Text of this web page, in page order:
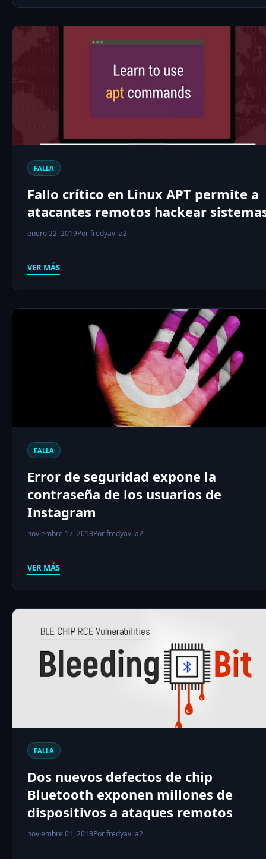
FALLA
Fallo crítico en Linux APT permite a
atacantes remotos hackear
enero 22, 2019Por fredyavila2
VER MÁS
FALLA
Error de seguridad expone la
contraseña de los usuarios de
Instagram
noviembre 17, 2018Por fredyavila2
VER MÁS
FALLA
Dos nuevos defectos de chip
Bluetooth exponen millones de
dispositivos a ataques remotos
noviembre 01, 2018Por fredyavila2